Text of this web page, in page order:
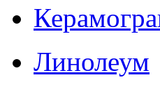
Линолеум